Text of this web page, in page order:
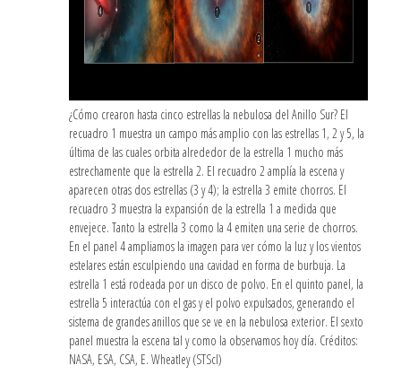
¿Cómo crearon hasta cinco estrellas la nebulosa del Anillo Sur? El
recuadro 1 muestra un campo más amplio con las estrellas 1, 2 y 5, la
última de las cuales orbita alrededor de la estrella 1 mucho más
estrechamente que la estrella 2. El recuadro 2 amplía la escena y
aparecen otras dos estrellas (3 y 4); la estrella 3 emite chorros. El
recuadro 3 muestra la expansión de la estrella 1 a medida que
envejece. Tanto la estrella 3 como la 4 emiten una serie de chorros.
En el panel 4 ampliamos la imagen para ver cómo la luz y los vientos
estelares están esculpiendo una cavidad en forma de burbuja. La
estrella 1 está rodeada por un disco de polvo. En el quinto panel, la
estrella 5 interactúa con el gas y el polvo expulsados, generando el
sistema de grandes anillos que se ve en la nebulosa exterior. El sexto
panel muestra la escena tal y como la observamos hoy día. Créditos:
NASA, ESA, CSA, E. Wheatley (STScI)